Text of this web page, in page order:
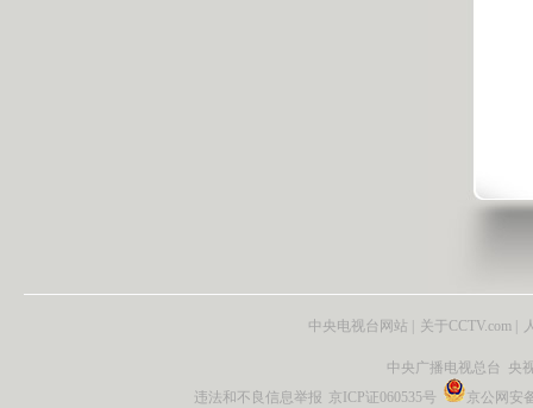
中央电视台网站 | 关于CCTV.com |
中央广播电视总台 央
违法和不良信息举报 京ICP证060535号 京公网安